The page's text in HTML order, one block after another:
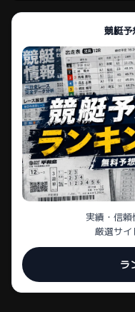
競艇予
実績・信頼
厳選サイ
ラ